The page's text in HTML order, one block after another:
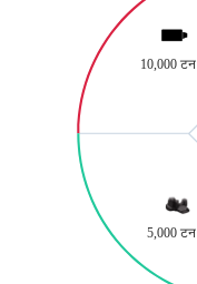
10,000 टन
5,000 टन